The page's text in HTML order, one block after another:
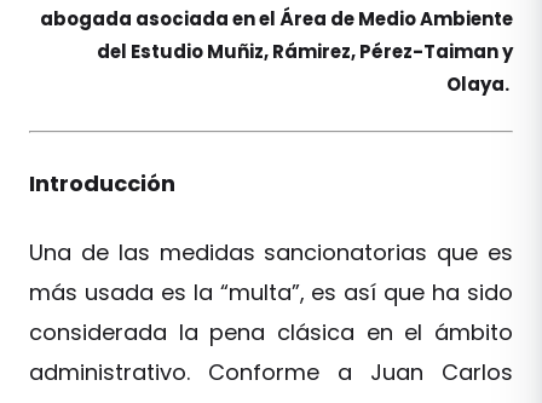
abogada asociada en el Área de Medio Ambiente
del Estudio Muñiz, Rámirez, Pérez-Taiman y
Olaya.
Introducción
Una de las medidas sancionatorias que es
más usada es la “multa”, es así que ha sido
considerada la pena clásica en el ámbito
administrativo. Conforme a Juan Carlos